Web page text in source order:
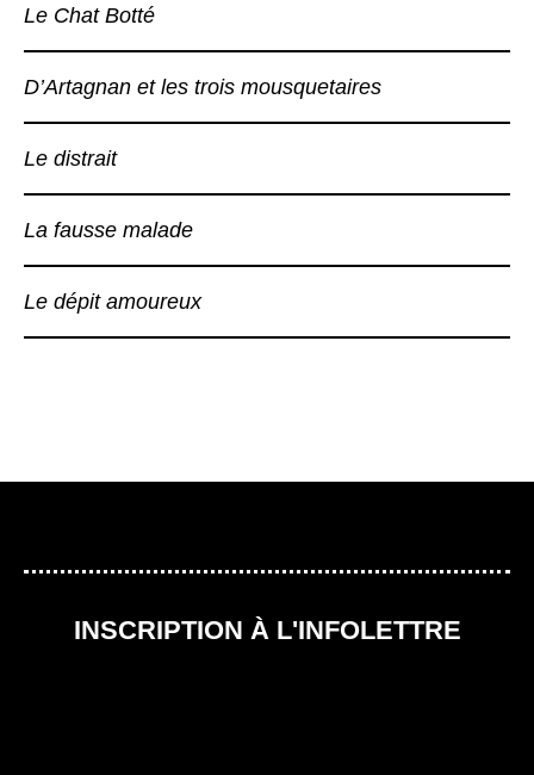
Le Chat Botté
D’Artagnan et les trois mousquetaires
Le distrait
La fausse malade
Le dépit amoureux
INSCRIPTION À L'INFOLETTRE